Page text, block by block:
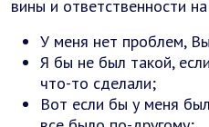
вины и ответственности
У меня нет проблем,
Я бы не был такой,
что-то сделали;
Вот если бы у меня